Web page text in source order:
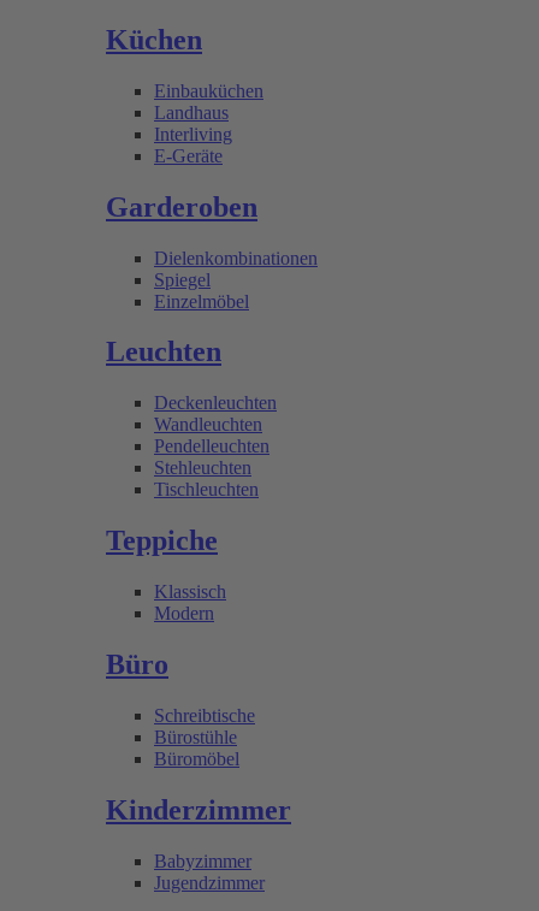
Küchen
Einbauküchen
Landhaus
Interliving
E-Geräte
Garderoben
Dielenkombinationen
Spiegel
Einzelmöbel
Leuchten
Deckenleuchten
Wandleuchten
Pendelleuchten
Stehleuchten
Tischleuchten
Teppiche
Klassisch
Modern
Büro
Schreibtische
Bürostühle
Büromöbel
Kinderzimmer
Babyzimmer
Jugendzimmer